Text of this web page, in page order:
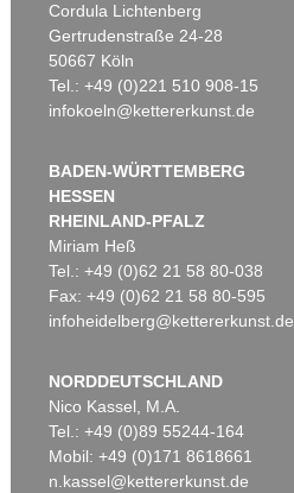
Cordula Lichtenberg
Gertrudenstraße 24-28
50667 Köln
Tel.: +49 (0)221 510 908-15
infokoeln@kettererkunst.de
BADEN-WÜRTTEMBERG
HESSEN
RHEINLAND-PFALZ
Miriam Heß
Tel.: +49 (0)62 21 58 80-038
Fax: +49 (0)62 21 58 80-595
infoheidelberg@kettererkunst.de
NORDDEUTSCHLAND
Nico Kassel, M.A.
Tel.: +49 (0)89 55244-164
Mobil: +49 (0)171 8618661
n.kassel@kettererkunst.de